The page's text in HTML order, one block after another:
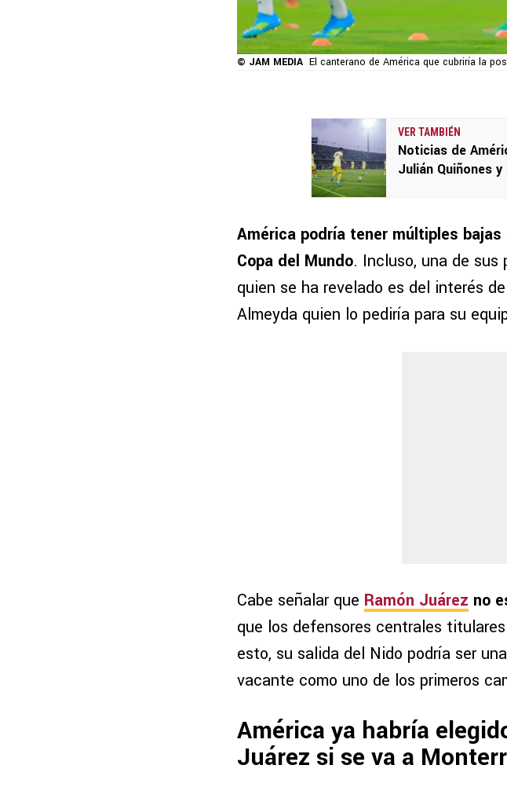
© JAM MEDIA El canterano de América que cubriría la
VER TAMBIÉN
Noticias de
Julián Quiñones
América podría tener múltiples
Copa del Mundo. Incluso, una de sus
quien se ha revelado es del interés
Almeyda quien lo pediría para su
Cabe señalar que Ramón Juárez no
que los defensores centrales
esto, su salida del Nido podría ser
vacante como uno de los primeros
América ya habría
Juárez si se va a